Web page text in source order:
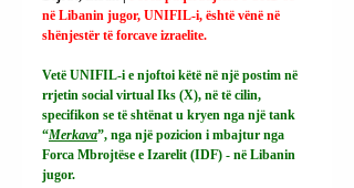
në Libanin jugor, UNIFIL-i, është vënë në
shënjestër të forcave izraelite.
Vetë UNIFIL-i e njoftoi këtë në një postim në
rrjetin social virtual Iks (X), në të cilin,
specifikon se të shtënat u kryen nga një tank
“Merkava”, nga një pozicion i mbajtur nga
Forca Mbrojtëse e Izarelit (IDF) - në Libanin
jugor.